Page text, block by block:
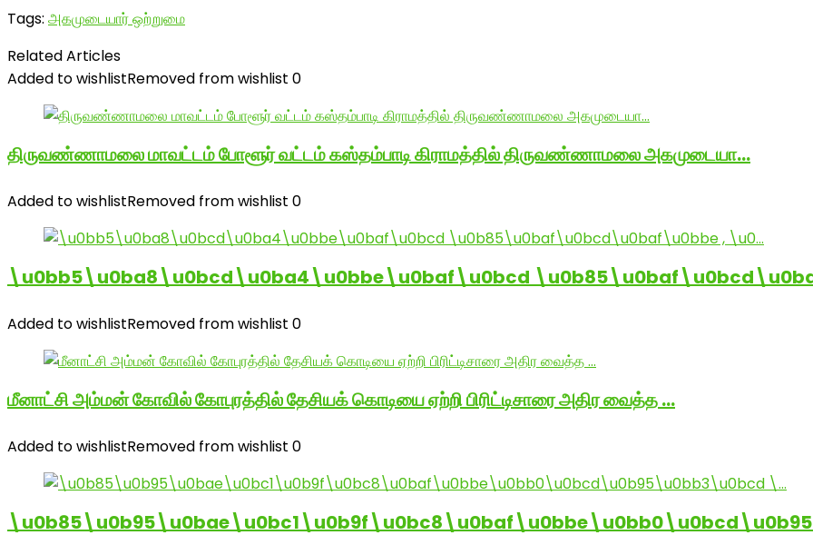
Tags: அகமுடையார் ஒற்றுமை
Related Articles
Added to wishlistRemoved from wishlist 0
திருவண்ணாமலை மாவட்டம் போளூர் வட்டம் கஸ்தம்பாடி கிராமத்தில் திருவண்ணாமலை அகமுடையா…
Added to wishlistRemoved from wishlist 0
\u0bb5\u0ba8\u0bcd\u0ba4\u0bbe\u0baf\u0bcd
Added to wishlistRemoved from wishlist 0
மீனாட்சி அம்மன் கோவில் கோபுரத்தில் தேசியக் கொடியை ஏற்றி பிரிட்டிசாரை அதிர வைத்த …
Added to wishlistRemoved from wishlist 0